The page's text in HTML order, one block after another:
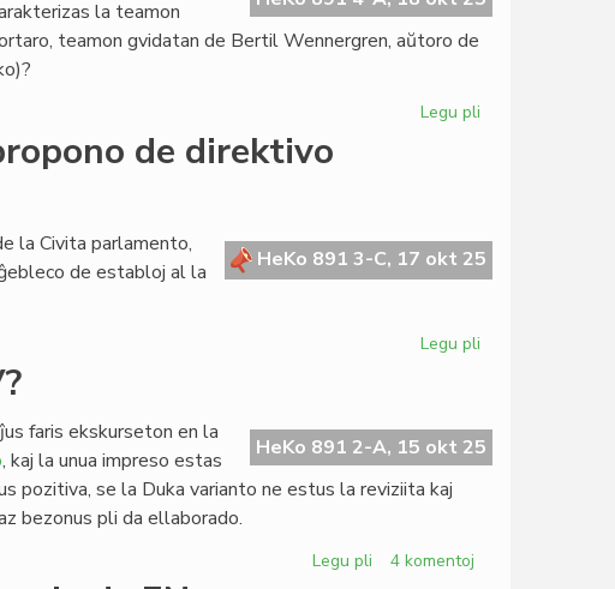
la teamon
teamon gvidatan de Bertil Wennergren, aŭtoro de
Legu pli
konscias
pri
de direktivo
HeKo 891 3-C, 17 okt 25
la Civita parlamento,
de establoj al la
Legu pli
propono
de
HeKo 891 2-A, 15 okt 25
faris ekskurseton en la
, kaj la unua impreso estas
pozitiva, se la Duka varianto ne estus la reviziita kaj
bezonus pli da ellaborado.
Legu pli pri4 komentoj